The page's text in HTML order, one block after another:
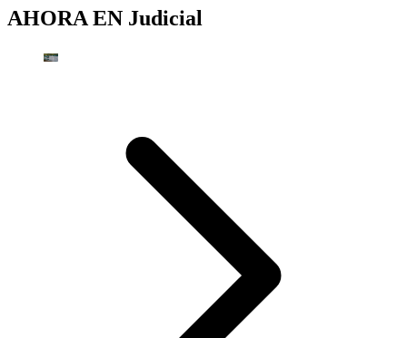
AHORA EN Judicial